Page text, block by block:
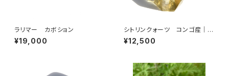
ラリマー カボション
¥19,000
シトリンクォーツ コンゴ産｜ポ
リッシュ
¥12,500